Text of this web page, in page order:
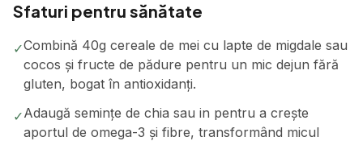
Sfaturi pentru sănătate
✓Combină 40g cereale de mei cu lapte de migdale sau
cocos și fructe de pădure pentru un mic dejun fără
gluten, bogat în antioxidanți.
✓Adaugă semințe de chia sau in pentru a crește
aportul de omega-3 și fibre, transformând micul